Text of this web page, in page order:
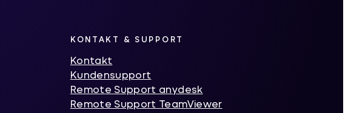
KONTAKT & SUPPORT
Kontakt
Kundensupport
Remote Support anydesk
Remote Support TeamViewer